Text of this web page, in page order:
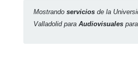
Mostrando servicios de la
Valladolid para Audiovisuales para